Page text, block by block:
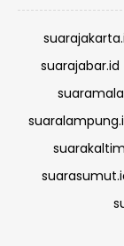
suarajabar.id